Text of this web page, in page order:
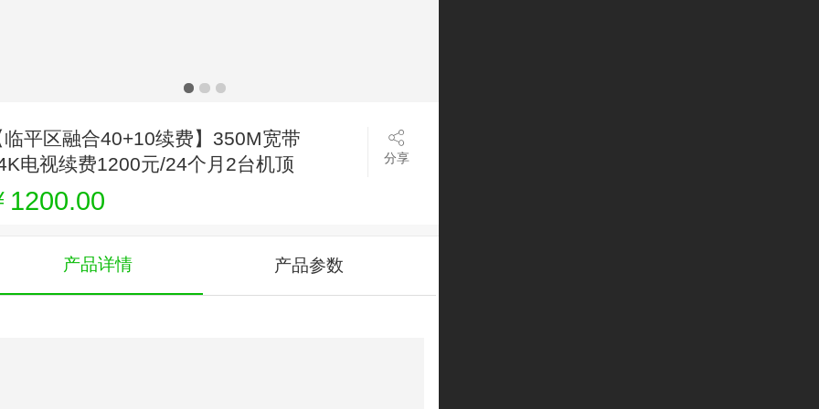
临平区融合40+10续费】350M宽带
电视续费1200元/24个月2台机顶
分享
1200.00
产品详情 产品参数